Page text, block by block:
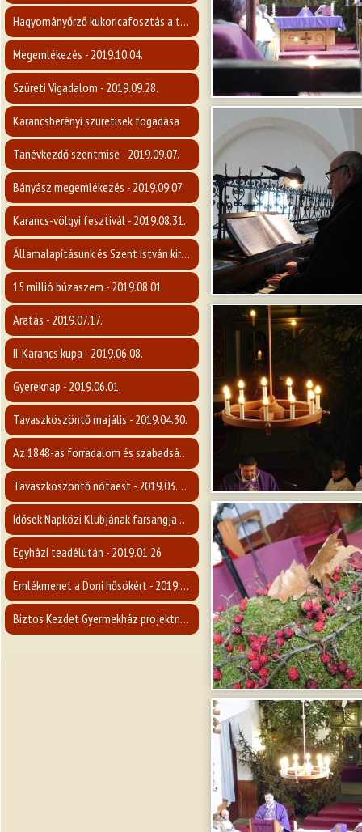
Hagyományőrző kukoricafosztás a tájháznál
Megemlékezés - 2019.10.04.
Szüreti Vigadalom - 2019.09.28.
Karancsberényi szüretisek fogadása
Tanévkezdő szentmise - 2019.09.07.
Bányász megemlékezés - 2019.09.07.
Karancs-völgyi fesztivál - 2019.08.31.
Államalapításunk és Szent István király ünnepe
15 millió búzaszem - 2019.08.01
Aratás - 2019.07.17.
II. Karancs kupa - 2019.06.08.
Gyereknap - 2019.06.01.
Tavaszköszöntő majális - 2019.04.30.
Az 1848-as forradalom és szabadságharc emlékére - 2019.03.14.
Tavaszköszöntő nótaest - 2019.03.09.
Idősek Napközi Klubjának farsangja - 2019.02.26.
Egyházi teadélután - 2019.01.26
Emlékmenet a Doni hősökért - 2019.01.19.
Biztos Kezdet Gyermekház projektnyitó rendezvény - 2019.01.12.